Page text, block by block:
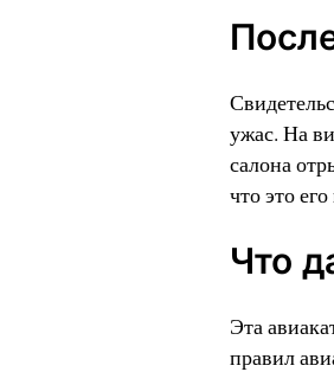
ужас. На
салона
что это
Что
Эта
правил